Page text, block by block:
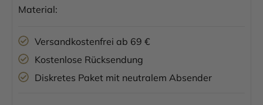
Material:
Versandkostenfrei ab 69 €
Kostenlose Rücksendung
Diskretes Paket mit neutralem Absender